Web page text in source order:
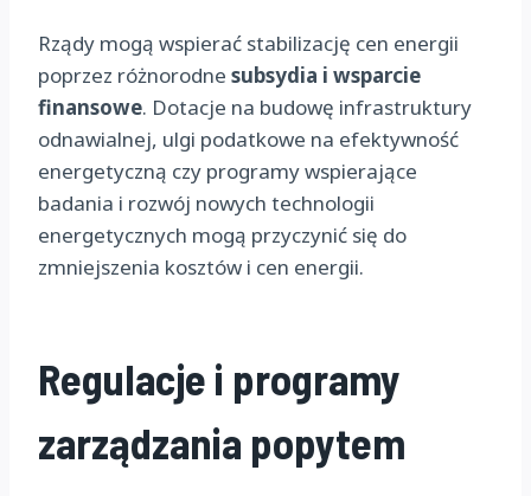
Rządy mogą wspierać stabilizację cen energii
poprzez różnorodne subsydia i wsparcie
finansowe. Dotacje na budowę infrastruktury
odnawialnej, ulgi podatkowe na efektywność
energetyczną czy programy wspierające
badania i rozwój nowych technologii
energetycznych mogą przyczynić się do
zmniejszenia kosztów i cen energii.
Regulacje i programy
zarządzania popytem